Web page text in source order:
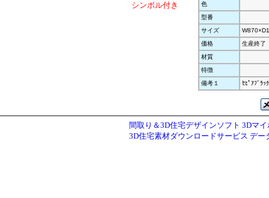
シンボル付き
色
型番
サイズ
価格
生産終了
材質
特徴
備考１
ｾﾋﾟｱﾌﾞﾗｯｸ
間取り＆3D住宅デザインソフト 3Dマ
3D住宅素材ダウンロードサービス デー